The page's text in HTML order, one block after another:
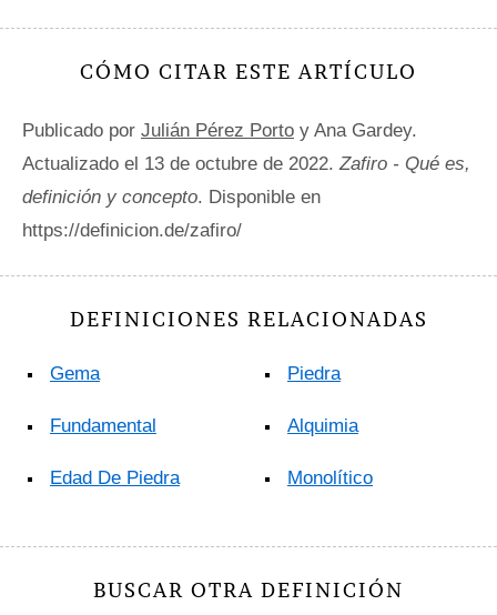
CÓMO CITAR ESTE ARTÍCULO
Publicado por Julián Pérez Porto y Ana Gardey.
Actualizado el 13 de octubre de 2022. Zafiro - Qué es,
definición y concepto. Disponible en
https://definicion.de/zafiro/
DEFINICIONES RELACIONADAS
Gema
Fundamental
Edad De Piedra
Piedra
Alquimia
Monolítico
BUSCAR OTRA DEFINICIÓN